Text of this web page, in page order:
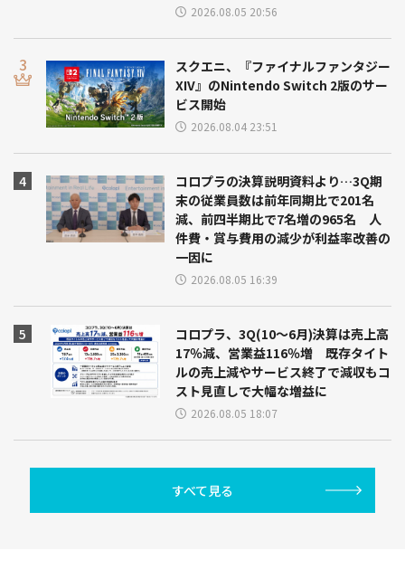
2026.08.05 20:56
スクエニ、『ファイナルファンタジー
XIV』のNintendo Switch 2版のサー
ビス開始
2026.08.04 23:51
コロプラの決算説明資料より…3Q期
末の従業員数は前年同期比で201名
減、前四半期比で7名増の965名 人
件費・賞与費用の減少が利益率改善の
一因に
2026.08.05 16:39
コロプラ、3Q(10～6月)決算は売上高
17％減、営業益116％増 既存タイト
ルの売上減やサービス終了で減収もコ
スト見直しで大幅な増益に
2026.08.05 18:07
すべて見る